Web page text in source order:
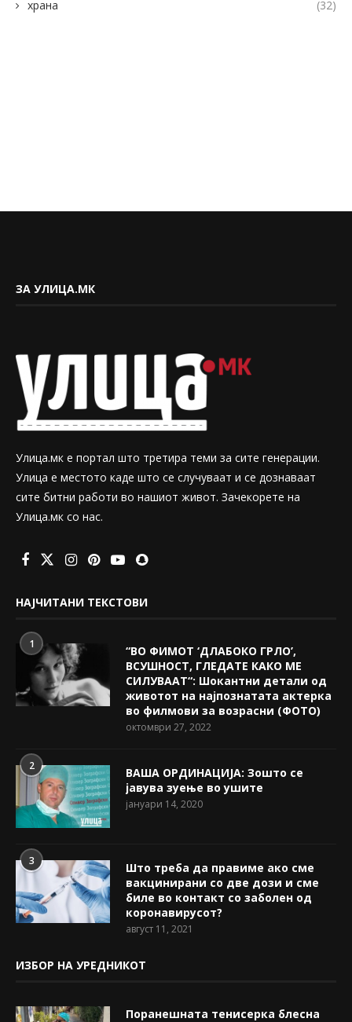
храна (32)
ЗА УЛИЦА.МК
Улица.мк е портал што третира теми за сите генерации.
Улица е местото каде што се случуваат и се дознаваат
сите битни работи во нашиот живот. Зачекорете на
Улица.мк со нас.
НАЈЧИТАНИ ТЕКСТОВИ
1
“ВО ФИМОТ ‘ДЛАБОКО ГРЛО’,
ВСУШНОСТ, ГЛЕДАТЕ КАКО МЕ
СИЛУВААТ“: Шокантни детали од
животот на најпознатата актерка
во филмови за возрасни (ФОТО)
октомври 27, 2022
2
ВАША ОРДИНАЦИЈА: Зошто се
јавува зуење во ушите
јануари 14, 2020
3
Што треба да правиме ако сме
вакцинирани со две дози и сме
биле во контакт со заболен од
коронавирусот?
август 11, 2021
ИЗБОР НА УРЕДНИКОТ
Поранешната тенисерка блесна